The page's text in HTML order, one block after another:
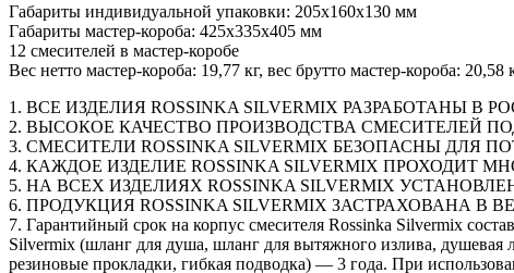
Габариты индивидуальной упаковки: 205х160х130 мм
Габариты мастер-короба: 425х335х405 мм
12 смесителей в мастер-коробе
Вес нетто мастер-короба: 19,77 кг, вес брутто мастер-короба: 20,58
1. ВСЕ ИЗДЕЛИЯ ROSSINKA SILVERMIX РАЗРАБОТАНЫ
2. ВЫСОКОЕ КАЧЕСТВО ПРОИЗВОДСТВА СМЕСИТЕЛЕЙ
3. СМЕСИТЕЛИ ROSSINKA SILVERMIX БЕЗОПАСНЫ
4. КАЖДОЕ ИЗДЕЛИЕ ROSSINKA SILVERMIX ПРОХОДИТ
5. НА ВСЕХ ИЗДЕЛИЯХ ROSSINKA SILVERMIX
6. ПРОДУКЦИЯ ROSSINKA SILVERMIX
7. Гарантийный срок на корпус смесителя Rossinka Silvermix
Silvermix (шланг для душа, шланг для вытяжного излива, душевая
резиновые прокладки, гибкая подводка) — 3 года. При